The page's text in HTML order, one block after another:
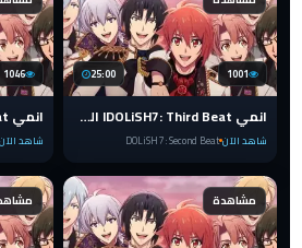
25:00 1001
انمي IDOLiSH7: Third Beat الضربة الثالثة الحلقة 10 مترجمة
شاهد الآنDOLiSH7 : Second Beat
1046
شاهد
مشاهدة